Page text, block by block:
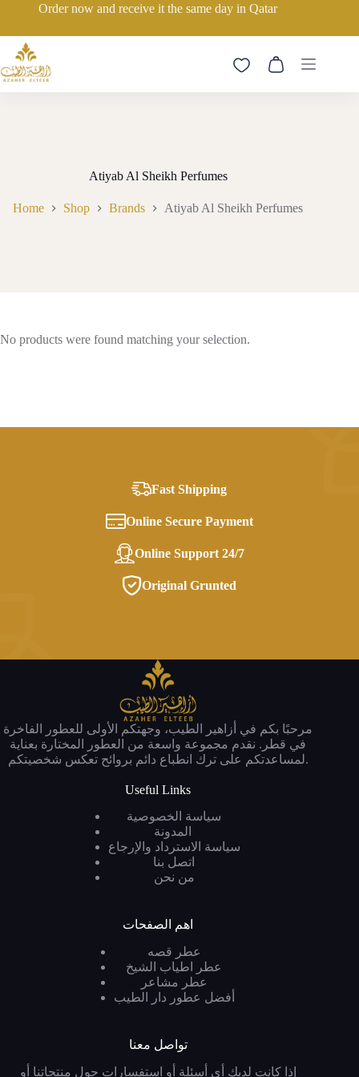
content
Order now and receive it the same day in Qatar
Shopping
Atiyab Al Sheikh Perfumes
Home Shop Brands Atiyab Al Sheikh Perfumes
No products were found matching your selection.
Fast Shipping
Online Secure Payment
Online Support 24/7
Original Grunted
مرحبًا بكم في أزاهير الطيب، وجهتكم الأولى للعطور الفاخرة
في قطر. نقدم مجموعة واسعة من العطور المختارة بعناية
لمساعدتكم على ترك انطباع دائم بروائح تعكس شخصيتكم.
Useful Links
سياسة الخصوصية
سياسة الاسترداد والإرجاع
اتصل بنا
من نحن
اهم الصفحات
عطر قصه
عطر اطياب الشيخ
عطر مشاعر
أفضل عطور دار الطيب
تواصل معنا
إذا كانت لديك أي أسئلة أو استفسارات حول منتجاتنا أو